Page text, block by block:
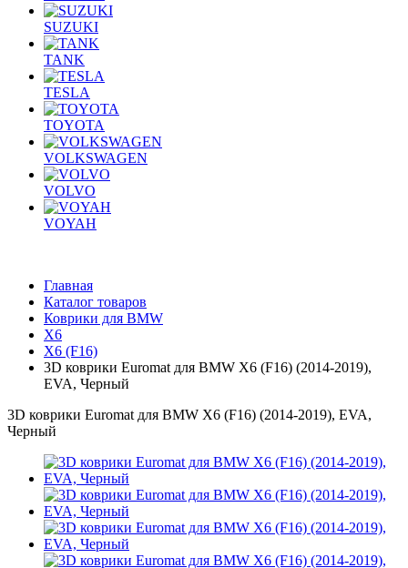
SUZUKI
TANK
TESLA
TOYOTA
VOLKSWAGEN
VOLVO
VOYAH
Главная
Каталог товаров
Коврики для BMW
X6
X6 (F16)
3D коврики Euromat для BMW X6 (F16) (2014-2019),
EVA, Черный
3D коврики Euromat для BMW X6 (F16) (2014-2019), EVA,
Черный